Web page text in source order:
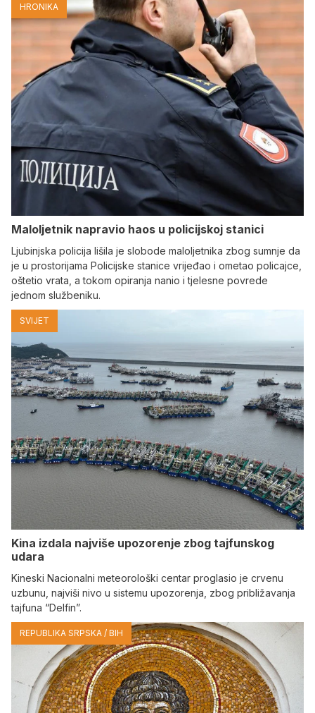
HRONIKA
Maloljetnik napravio haos u policijskoj stanici
Ljubinjska policija lišila je slobode maloljetnika zbog sumnje da
je u prostorijama Policijske stanice vrijeđao i ometao policajce,
oštetio vrata, a tokom opiranja nanio i tjelesne povrede
jednom službeniku.
SVIJET
Kina izdala najviše upozorenje zbog tajfunskog
udara
Kineski Nacionalni meteorološki centar proglasio je crvenu
uzbunu, najviši nivo u sistemu upozorenja, zbog približavanja
tajfuna “Delfin”.
REPUBLIKA SRPSKA / BIH